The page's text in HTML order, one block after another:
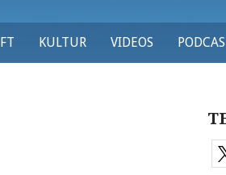
KULTUR VIDEOS